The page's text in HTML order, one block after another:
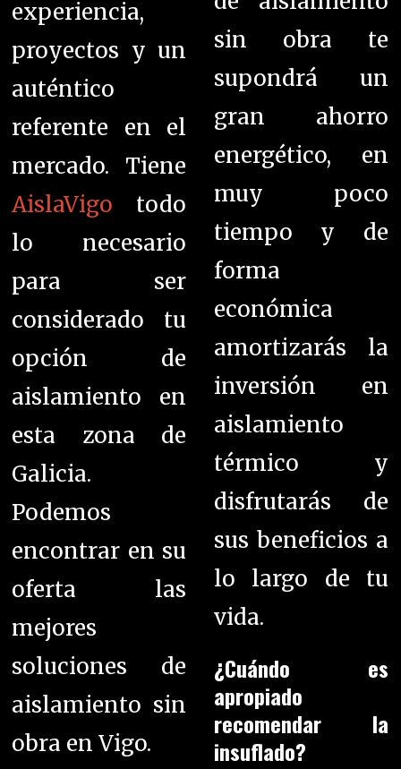
experiencia,
proyectos y un
auténtico
referente en el
mercado. Tiene
AislaVigo todo
lo necesario
para ser
considerado tu
opción de
aislamiento en
esta zona de
Galicia.
Podemos
encontrar en su
oferta las
mejores
soluciones de
aislamiento sin
obra en Vigo.
sin obra te
supondrá un
gran ahorro
energético, en
muy poco
tiempo y de
forma
económica
amortizarás la
inversión en
aislamiento
térmico y
disfrutarás de
sus beneficios a
lo largo de tu
vida.
¿Cuándo es
apropiado
recomendar la
insuflado?